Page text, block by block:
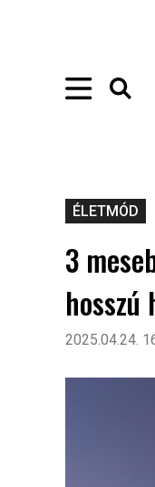
ÉLETMÓD
3
hosszú
2025.04.24.